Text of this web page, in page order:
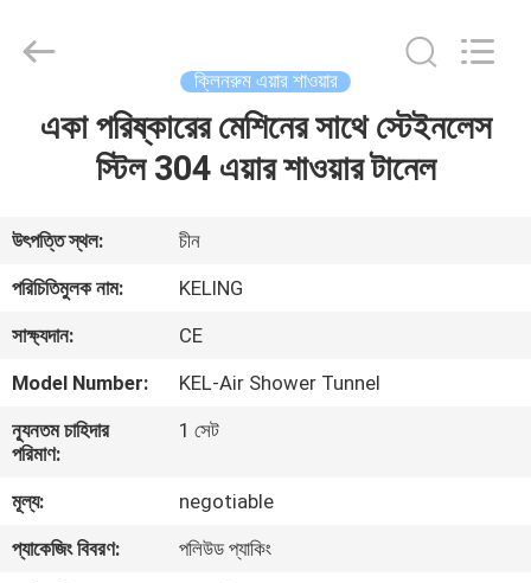
বাড়ি
আমাদের
সম্বন্ধে
কারখানা
পরিদর্শন
গুণমান
নিয়ন্ত্রণ
Technology
Company.
ক্লিনরুম এয়ার শাওয়ার
একা পরিষ্কারের মেশিনের সাথে স্টেইনলেস
স্টিল 304 এয়ার শাওয়ার টানেল
উৎপত্তি স্থল:
চীন
পরিচিতিমুলক নাম:
KELING
সাক্ষ্যদান:
CE
Model Number:
KEL-Air Shower Tunnel
ন্যূনতম চাহিদার
পরিমাণ:
1 সেট
মূল্য:
negotiable
প্যাকেজিং বিবরণ:
পলিউড প্যাকিং